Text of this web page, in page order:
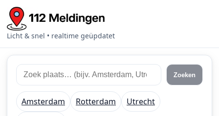
Licht & snel • realtime geüpdatet
Zoek
112
meldingen
Zoek
plaats
of
regio
Zoeken
Amsterdam Rotterdam
Utrecht